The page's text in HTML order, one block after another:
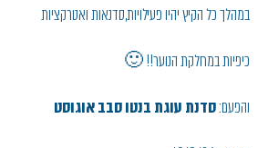
במהלך כל הקיץ יהיו פעילויות,סדנאות ואטרקציות
כיפיות במחלקת הנוער!! 🙂
והפעם:סדנת עוגת בנטו סבב אוגוסט